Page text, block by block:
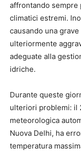
affrontando
climatici estremi.
causando una grave
ulteriormente
adeguate alla
idriche.
Durante queste
ulteriori problemi: il
meteorologica
Nuova Delhi, ha
temperatura